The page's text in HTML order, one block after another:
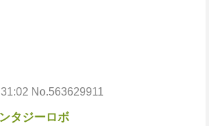
No.563629911
タジーロボ